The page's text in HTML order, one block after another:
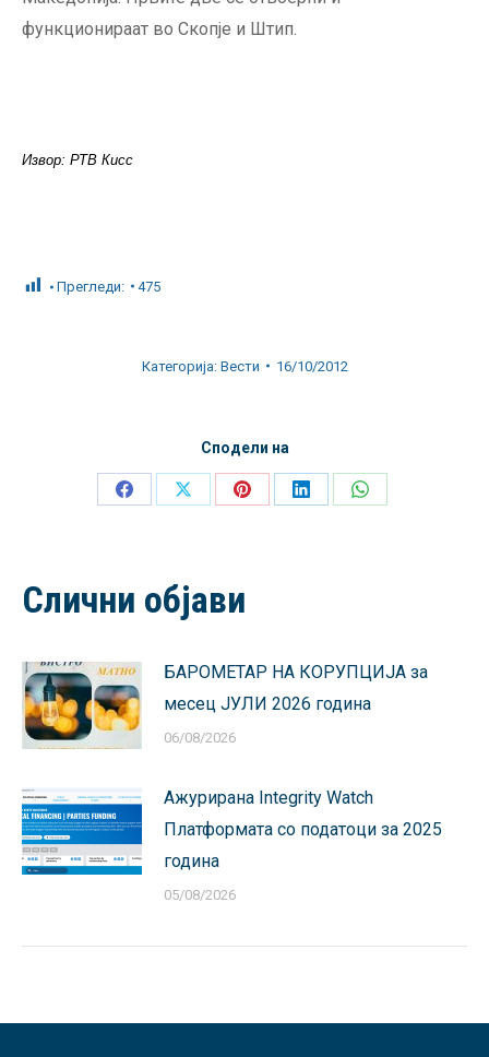
функционираат во Скопје и Штип.
Извор: РТВ Кисс
Прегледи: 475
Категорија: Вести 16/10/2012
Сподели на
Share
Share
Share
Share
Share
Слични објави
БАРОМЕТАР НА КОРУПЦИЈА за
месец ЈУЛИ 2026 година
06/08/2026
Ажурирана Integrity Watch
Платформата со податоци за 2025
година
05/08/2026